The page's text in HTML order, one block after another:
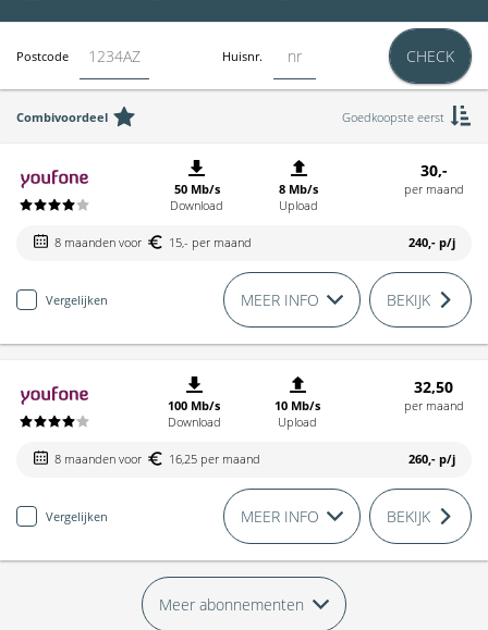
Postcode Huisnr. CHECK
Combivoordeel Goedkoopste eerst
50 Mb/s
Download
8 Mb/s
Upload
30,-
per maand
8 maanden voor 15,- per maand 240,- p/j
Vergelijken MEER INFO BEKIJK
100 Mb/s
Download
10 Mb/s
Upload
32,50
per maand
8 maanden voor 16,25 per maand 260,- p/j
Vergelijken MEER INFO BEKIJK
Meer abonnementen